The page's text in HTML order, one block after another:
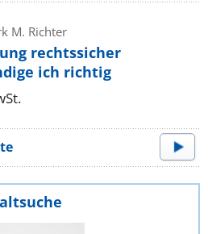
M. Richter
rechtssicher
ich richtig